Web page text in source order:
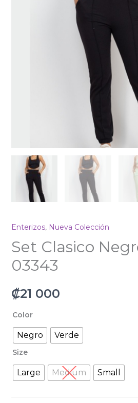
Enterizos, Nueva Colección
Set Clasico
03343
₡21 000
Color
Negro Verde
Size
Large Medium Small